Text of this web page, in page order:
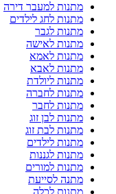
מתנות למעבר דירה
מתנות לחג לילדים
מתנות לגבר
מתנות לאישה
מתנות לאמא
מתנות לאבא
מתנות ליולדת
מתנות לחברה
מתנות לחבר
מתנות לבן זוג
מתנות לבת זוג
מתנות לילדים
מתנות לגננות
מתנות למורים
מתנה לסייעת
מתנות לכלה